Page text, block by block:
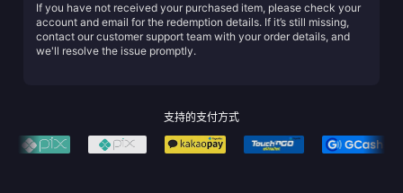
If you have not received your purchased item, please check your
account and email for the redemption details. If it’s still missing,
contact our customer support team with your order details, and
we'll resolve the issue promptly.
支持的支付方式